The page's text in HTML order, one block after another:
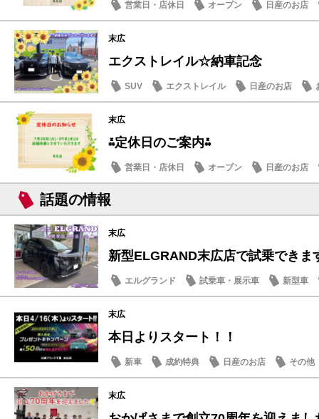
営業日・店休日 オープン 日産のお店
末広
エクストレイル☆納車記念
SUV エクストレイル 日産のお店
末広
⁂定休日のご案内⁂
営業日・店休日 オープン 日産のお店
話題の情報
末広
新型ELGRAND末広店で試乗できま
エルグランド 試乗車・展示車 新型車
末広
本日よりスタート！！
新車 成約特典 日産のお店 その他
末広